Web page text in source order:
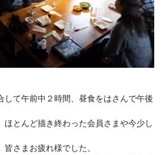
して午前中２時間、昼食をはさんで午後
ほとんど描き終わった会員さまや今少し
さまお疲れ様でした。